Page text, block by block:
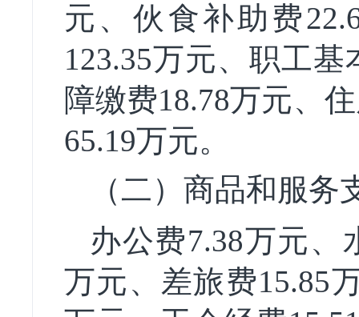
元、伙食补助费
123.35万元、职工
障缴费18.78万元、
65.19万元。
（二） 商品和服务
办公费7.38万元、
万元、差旅费15.85